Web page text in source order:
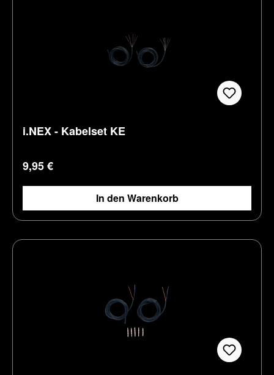
i.NEX - Kabelset KE
Regulärer Preis:
9,95 €
In den Warenkorb